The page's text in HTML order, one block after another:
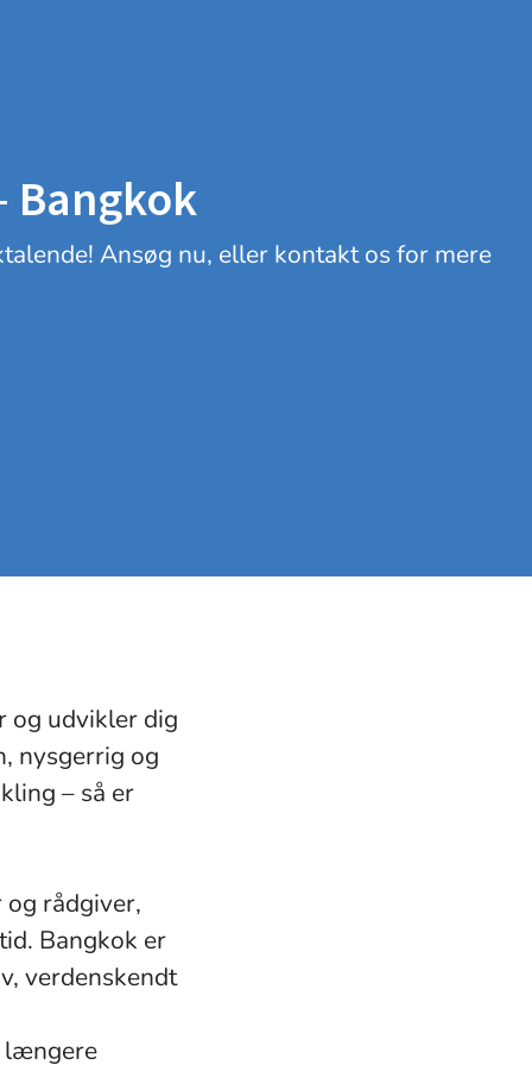
Bangkok
Ansøg nu, eller kontakt os for mere
og udvikler dig
nysgerrig og
– så er
rådgiver,
Bangkok er
verdenskendt
længere